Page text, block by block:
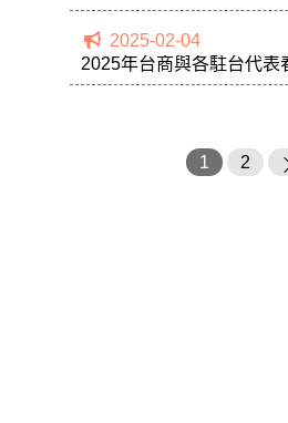
2025-02-04
2025年台商與各駐台代表
1 2